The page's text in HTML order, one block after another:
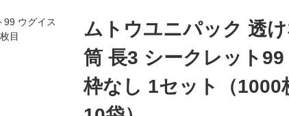
ムトウユニパック 透
筒 長3 シークレット99
枠なし 1セット（1000